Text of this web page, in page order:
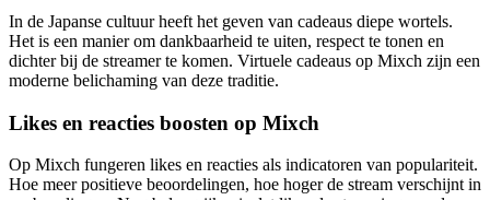
In de Japanse cultuur heeft het geven van cadeaus diepe wortels.
Het is een manier om dankbaarheid te uiten, respect te tonen en
dichter bij de streamer te komen. Virtuele cadeaus op Mixch zijn een
moderne belichaming van deze traditie.
Likes en reacties boosten op Mixch
Op Mixch fungeren likes en reacties als indicatoren van populariteit.
Hoe meer positieve beoordelingen, hoe hoger de stream verschijnt in